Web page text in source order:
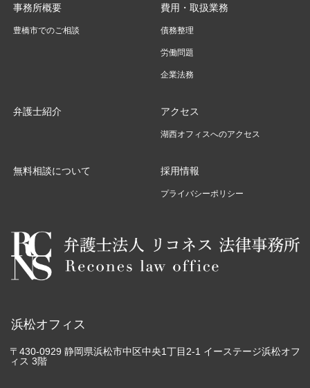
事務所概要
豊橋市でのご相談
費用・取扱業務
債務整理
労働問題
企業法務
弁護士紹介 アクセス
湖西オフィスへのアクセス
無料相談について 採用情報
プライバシーポリシー
浜松オフィス
〒430-0929 静岡県浜松市中区中央1丁目2-1 イーステージ浜松オフ
ィス 3階